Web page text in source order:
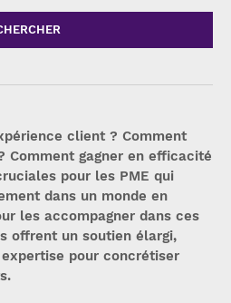
client ? Comment
Comment gagner en efficacité
pour les PME qui
dans un monde en
les accompagner dans ces
offrent un soutien élargi,
pour concrétiser